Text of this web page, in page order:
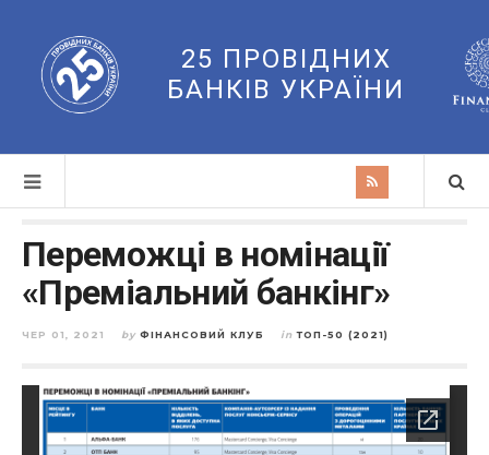
25 ПРОВІДНИХ
БАНКІВ УКРАЇНИ
Переможці в номінації
«Преміальний банкінг»
ЧЕР 01, 2021 by ФІНАНСОВИЙ КЛУБ in ТОП-50 (2021)